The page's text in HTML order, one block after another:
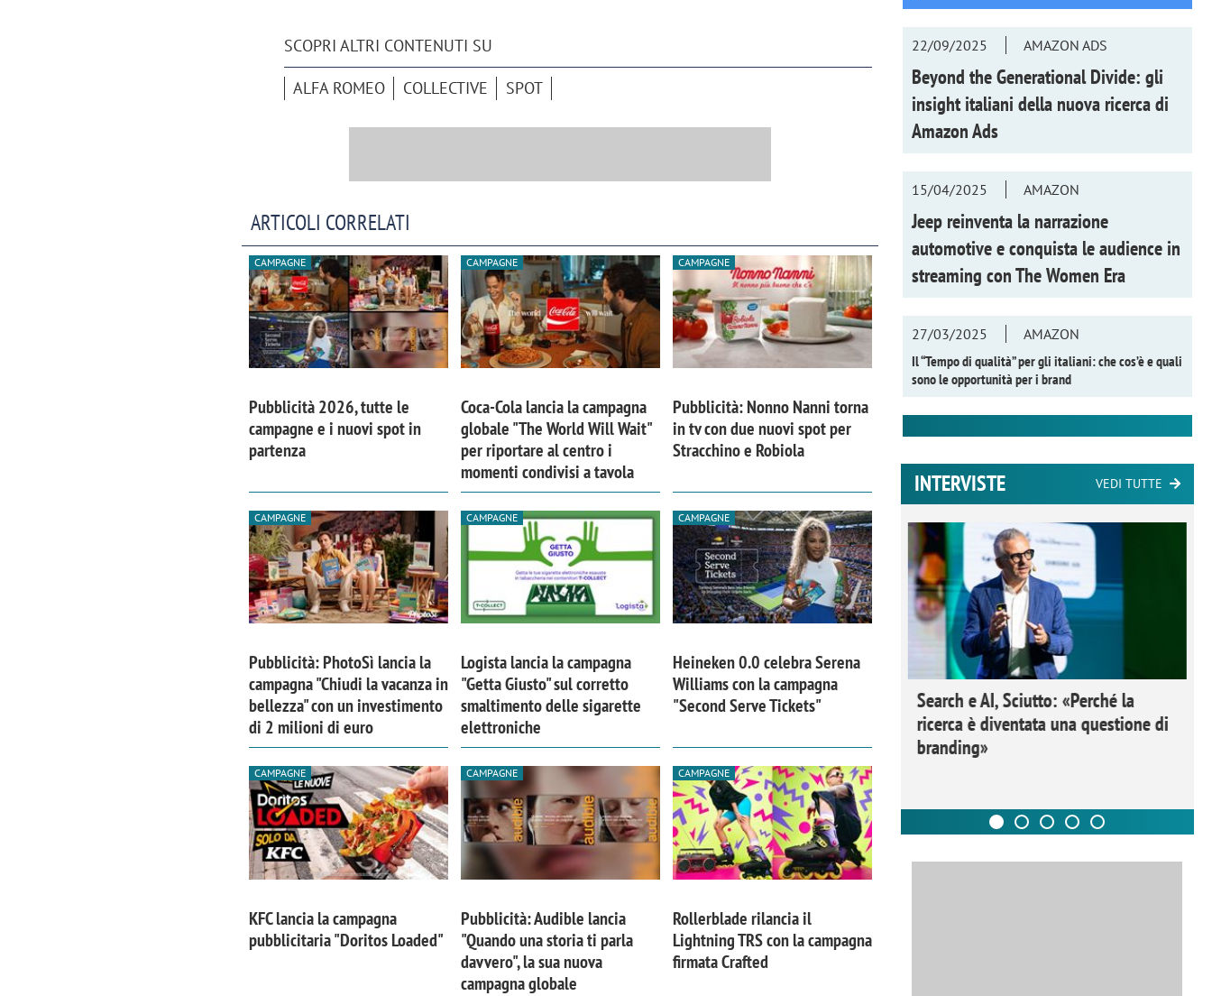
SCOPRI ALTRI CONTENUTI SU
ALFA ROMEO COLLECTIVE SPOT
ARTICOLI CORRELATI
CAMPAGNE
Pubblicità 2026, tutte le
campagne e i nuovi spot in
partenza
CAMPAGNE
Coca-Cola lancia la campagna
globale "The World Will Wait"
per riportare al centro i
momenti condivisi a tavola
CAMPAGNE
Pubblicità: Nonno Nanni torna
in tv con due nuovi spot per
Stracchino e Robiola
CAMPAGNE
Pubblicità: PhotoSì lancia la
campagna "Chiudi la vacanza in
bellezza" con un investimento
di 2 milioni di euro
CAMPAGNE
Logista lancia la campagna
"Getta Giusto" sul corretto
smaltimento delle sigarette
elettroniche
CAMPAGNE
Heineken 0.0 celebra Serena
Williams con la campagna
"Second Serve Tickets"
CAMPAGNE
KFC lancia la campagna
pubblicitaria "Doritos Loaded"
CAMPAGNE
Pubblicità: Audible lancia
"Quando una storia ti parla
davvero", la sua nuova
campagna globale
CAMPAGNE
Rollerblade rilancia il
Lightning TRS con la campagna
firmata Crafted
22/09/2025 AMAZON ADS
Beyond the Generational Divide: gli
insight italiani della nuova ricerca di
Amazon Ads
15/04/2025 AMAZON
Jeep reinventa la narrazione
automotive e conquista le audience in
streaming conThe Women Era
27/03/2025
AMAZON
Il “Tempo di qualità” per gli italiani: che cos’è e quali
sono le opportunità per i brand
INTERVISTE VEDI TUTTE
comunicazione crea un brand food:
«Marketing e prodotto devono
Emanuele Viora di Deloitte Digital:
«La creatività resta centrale, l’AI deve
amplificare il talento»
Ricerche di mercato. Neri, Ipsos
fenomeni: bisogna comprenderli e
tradurli in azioni»
Search e AI, Sciutto: «Perché la
ricerca è diventata una questione di
branding»